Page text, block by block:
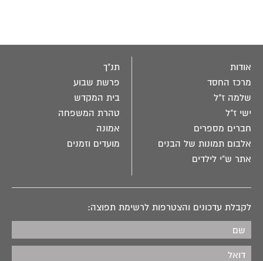
אודות
מרכז החסד
שלמה ז"ל
ישי ז"ל
חברים מספרים
אלבום תמונות של הבנים
אתר ש"י לילדים
תנ"ך
פרשת שבוע
בית המקדש
טהרת המשפחה
אמונה
מועדים וזמנים
לקבלת עדכונים והצטרפות לרשימת תפוצה: